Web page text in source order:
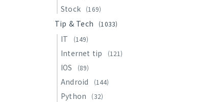
Stock (169)
Tip & Tech (1033)
IT (149)
Internet tip (121)
IOS (89)
Android (144)
Python (32)